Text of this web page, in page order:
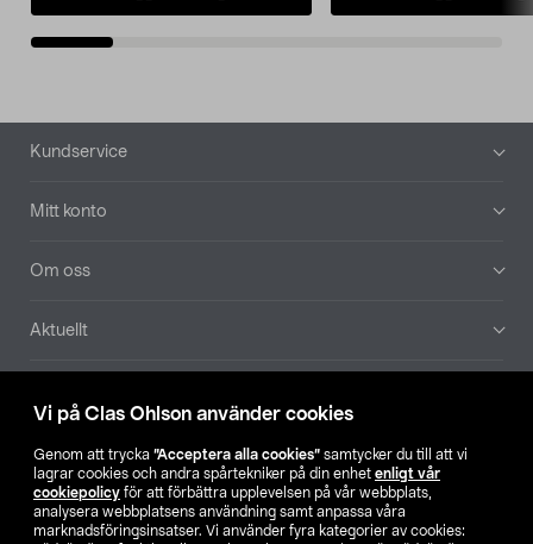
Vi på Clas Ohlson använder cookies
Genom att trycka ”Acceptera alla cookies” samtycker du till att vi
lagrar cookies och andra spårtekniker på din enhet enligt vår
cookiepolicy för att förbättra upplevelsen på vår webbplats,
analysera webbplatsens användning samt anpassa våra
marknadsföringsinsatser. Vi använder fyra kategorier av cookies:
Sidfot
Kundservice
Mitt konto
Om oss
Aktuellt
Hitta butik
SE NO FI